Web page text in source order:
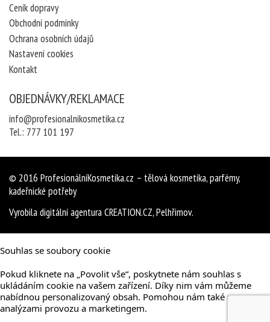
Ceník dopravy
Obchodní podmínky
Ochrana osobních údajů
Nastavení cookies
Kontakt
OBJEDNÁVKY/REKLAMACE
info@profesionalnikosmetika.cz
Tel.: 777 101 197
© 2016 ProfesionálníKosmetika.cz – tělová kosmetika, parfémy,
kadeřnické potřeby
Vyrobiladigitální agenturaCREATION.CZ,Pelhřimov.
Souhlas se soubory cookie
Pokud kliknete na „Povolit vše“, poskytnete nám souhlas s
ukládáním cookie na vašem zařízení. Díky nim vám můžeme
nabídnou personalizovaný obsah. Pomohou nám také s
analýzami provozu a marketingem.